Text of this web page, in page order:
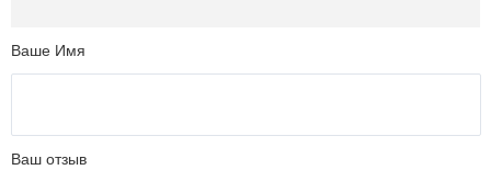
Ваше Имя
Ваш отзыв